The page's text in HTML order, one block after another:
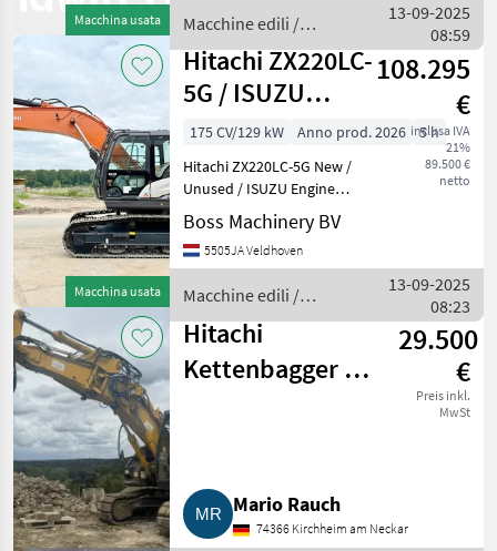
Macchina usata
Available at Boss Mac
Macchine edili /
Hitachi
13-09-2025
08:59
Macchina usata
Hitachi ZX220LC-
5G / ISUZU
ENGINE
108.295
€
inclusa IVA
21%
89.500 €
netto
175 CV/129 kW Anno prod. 2026
5 h
Hitachi ZX220LC-5G New /
Unused / ISUZU Engine
Year: 2026 Reference
number: BM006316 Hours: 5
Type ZX220LC-5G Location
Available at Boss Mac
Boss Machinery BV
5505JA Veldhoven
Macchine edili /
Hitachi
13-09-2025
08:23
Hitachi
Kettenbagger ZX
29.500
€
Preis inkl.
MwSt
Mario Rauch
74366 Kirchheim am Neckar